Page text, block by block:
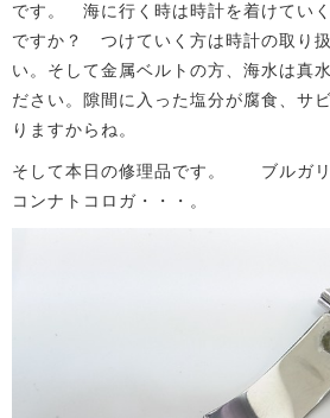
です。 海に行く時は時計を着けてい
ですか？ つけていく方は時計の取り
い。そして金属ベルトの方、海水は真
ださい。隙間に入った塩分が腐食、サ
りますからね。
そして本日の修理品です。 ブルガリ
コンナトコロガ・・・。